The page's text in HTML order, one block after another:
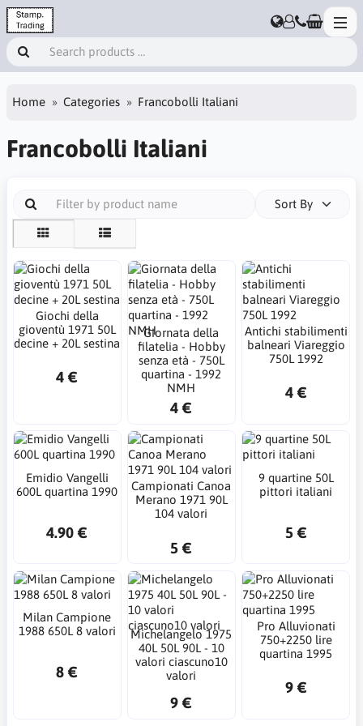
Home Categories Francobolli Italiani
Francobolli Italiani
Sort By
Giochi della
gioventù 1971 50L
decine + 20L sestina
4 €
Giornata della
filatelia - Hobby
senza età - 750L
quartina - 1992
NMH
4 €
Antichi stabilimenti
balneari Viareggio
750L 1992
4 €
Emidio Vangelli
600L quartina 1990
4.90 €
Campionati Canoa
Merano 1971 90L
104 valori
5 €
9 quartine 50L
pittori italiani
5 €
Milan Campione
1988 650L 8 valori
8 €
Michelangelo 1975
40L 50L 90L - 10
valori ciascuno10
valori
9 €
Pro Alluvionati
750+2250 lire
quartina 1995
9 €